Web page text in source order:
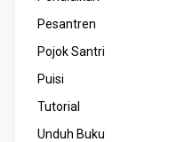
Pesantren
Pojok Santri
Puisi
Tutorial
Unduh Buku